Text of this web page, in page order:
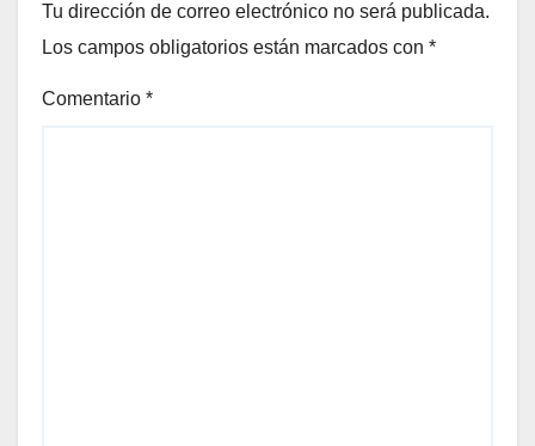
Tu dirección de correo electrónico no será publicada.
Los campos obligatorios están marcados con *
Comentario *